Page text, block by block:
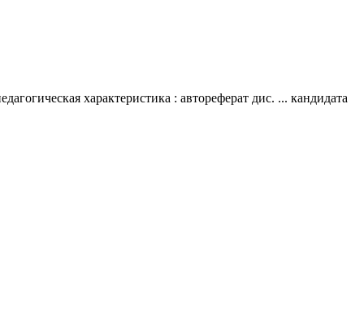
характеристика : автореферат дис. ... кандидата